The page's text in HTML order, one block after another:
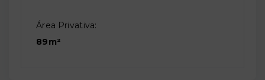
Área Privativa:
89m²